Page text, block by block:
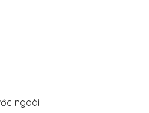
ngoài